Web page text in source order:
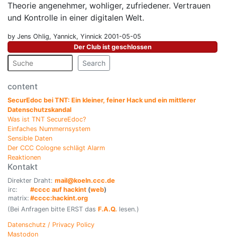
Theorie angenehmer, wohliger, zufriedener. Vertrauen
und Kontrolle in einer digitalen Welt.
by Jens Ohlig, Yannick, Yinnick 2001-05-05
Der Club ist geschlossen
Search
content
SecurEdoc bei TNT: Ein kleiner, feiner Hack und ein mittlerer
Datenschutzskandal
Was ist TNT SecureEdoc?
Einfaches Nummernsystem
Sensible Daten
Der CCC Cologne schlägt Alarm
Reaktionen
Kontakt
Direkter Draht: mail@koeln.ccc.de
irc:
#cccc auf hackint (web)
matrix: #cccc:hackint.org
(Bei Anfragen bitte ERST das F.A.Q. lesen.)
Datenschutz / Privacy Policy
Mastodon